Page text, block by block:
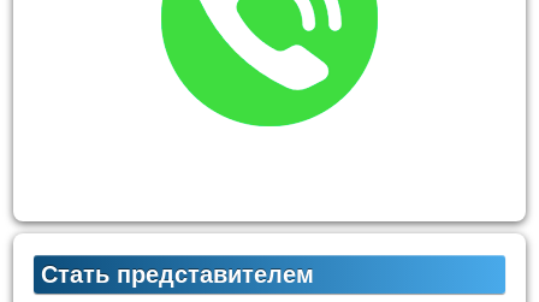
Стать представителем